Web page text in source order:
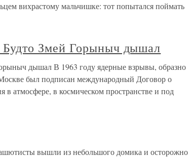
вихрастому мальчишке: тот попытался поймать
Змей Горыныч дышал
дышал В 1963 году ядерные взрывы, образно
был подписан международный Договор о
атмосфере, в космическом пространстве и под
вышли из небольшого домика и осторожно